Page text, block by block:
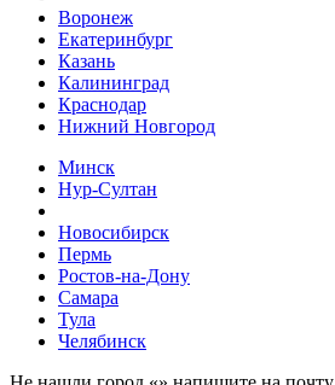
Воронеж
Екатеринбург
Казань
Калининград
Краснодар
Нижний Новгород
Минск
Нур-Султан
Новосибирск
Пермь
Ростов-на-Дону
Самара
Тула
Челябинск